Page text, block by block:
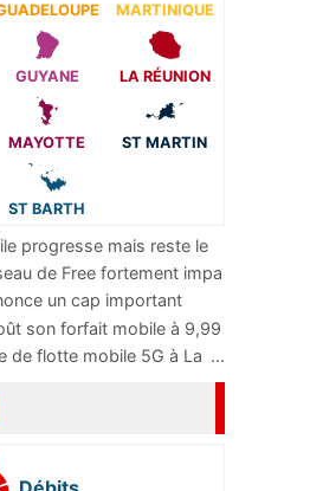
MARTINIQUE
GUYANE LA RÉUNION
MAYOTTE ST MARTIN
ST BARTH
progresse mais reste le
...
de Free fortement impa
un cap important
...
son forfait mobile à 9,99
de flotte mobile 5G à La ...